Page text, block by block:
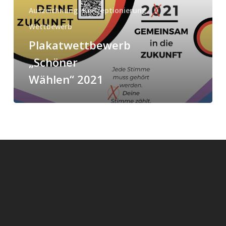
Auszeichnung Konzeptionierung
Wettbewerb
Plakatwettbewerb
„Schöner
Wählen“ 2021